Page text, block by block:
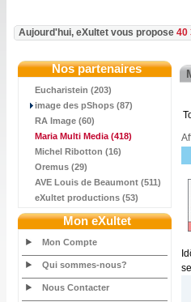
Aujourd'hui, eXultet vous propose 40
Nos partenaires
Eucharistein (203)
image des pShops (87)
RA Image (60)
Maria Multi Media (418)
Michel Ribotton (16)
Oremus (29)
AVE Louis de Beaumont (511)
eXultet productions (53)
Mon eXultet
Mon Compte
Qui sommes-nous?
Nous Contacter